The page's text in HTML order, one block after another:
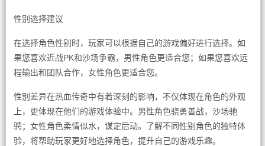
性别选择建议
在选择角色性别时，玩家可以根据自己的游戏偏好进行选择。如
果您喜欢近战PK和沙场争霸，男性角色更适合您；如果您喜欢远
程输出和团队合作，女性角色更适合您。
性别差异在热血传奇中有着深刻的影响，不仅体现在角色的外观
上，更体现在他们的游戏体验中。男性角色骁勇善战，沙场驰
骋；女性角色柔情似水，谋定后动。了解不同性别角色的独特体
验，将帮助玩家更好地选择角色，提升自己的游戏乐趣。